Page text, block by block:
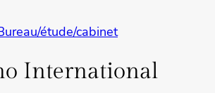
étude/cabinet
International